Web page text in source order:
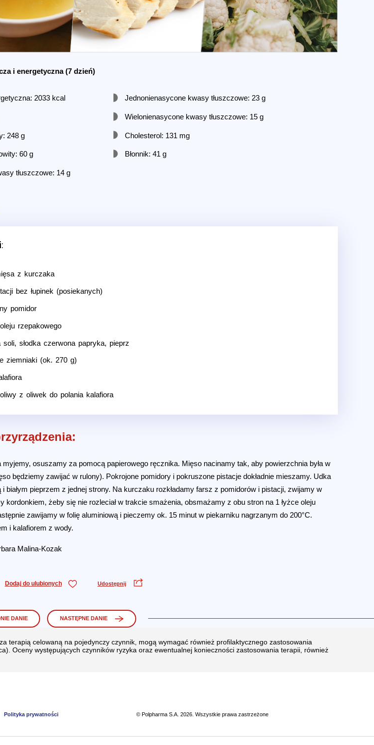
i energetyczna(7 dzień)
2033 kcal Jednonienasycone kwasy tłuszczowe: 23 g
Wielonienasycone kwasy tłuszczowe: 15 g
248 g Cholesterol: 131 mg
60 g Błonnik: 41 g
tłuszczowe: 14 g
:
z kurczaka
bez łupinek (posiekanych)
pomidor
rzepakowego
soli, słodka czerwona papryka, pieprz
ziemniaki (ok. 270 g)
z oliwek do polania kalafiora
osuszamy za pomocą papierowego ręcznika. Mięso nacinamy tak, aby powierzchnia była w
będziemy zawijać w rulony). Pokrojone pomidory i pokruszone pistacje dokładnie mieszamy. Udka
białym pieprzem z jednej strony. Na kurczaku rozkładamy farsz z pomidorów i pistacji, zwijamy w
kordonkiem, żeby się nie rozleciał w trakcie smażenia, obsmażamy z obu stron na 1 łyżce oleju
zawijamy w folię aluminiową i pieczemy ok. 15 minut w piekarniku nagrzanym do 200°C.
i kalafiorem z wody.
Malina-Kozak
Dodaj do ulubionych Udostępnij
DANIE NASTĘPNE DANIE
terapią celowaną na pojedynczy czynnik, mogą wymagać również profilaktycznego zastosowania
Oceny występujących czynników ryzyka oraz ewentualnej konieczności zastosowania terapii, również
Polityka prywatności © Polpharma S.A. 2026. Wszystkie prawa zastrzeżone